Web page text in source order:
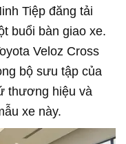
Tiệp đăng tải
buổi bàn giao xe.
Veloz Cross
bộ sưu tập của
thương hiệu và
xe này.